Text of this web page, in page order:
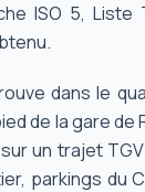
ISO 5, Liste
dans le
de la gare de
un trajet
parkings du